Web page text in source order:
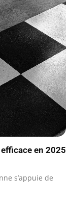
en 2025
s’appuie de